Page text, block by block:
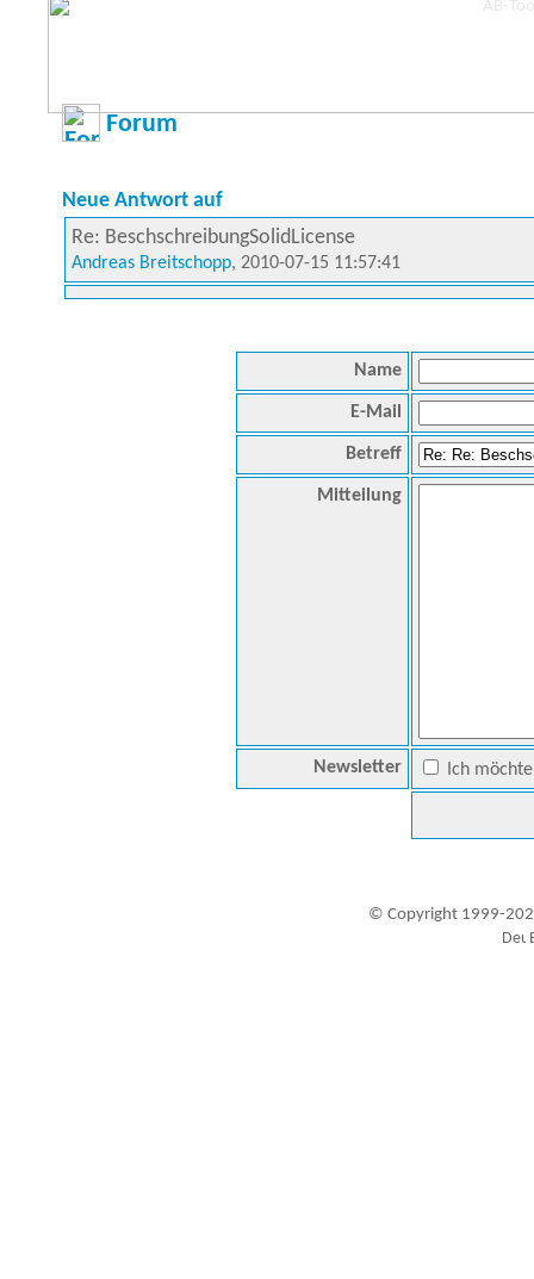
Forum
Neue Antwort auf
Re: BeschschreibungSolidLicense
Andreas Breitschopp, 2010-07-15 11:57:41
Name
E-Mail
Betreff
Mitteilung
Newsletter Ich
© Copyright 1999-